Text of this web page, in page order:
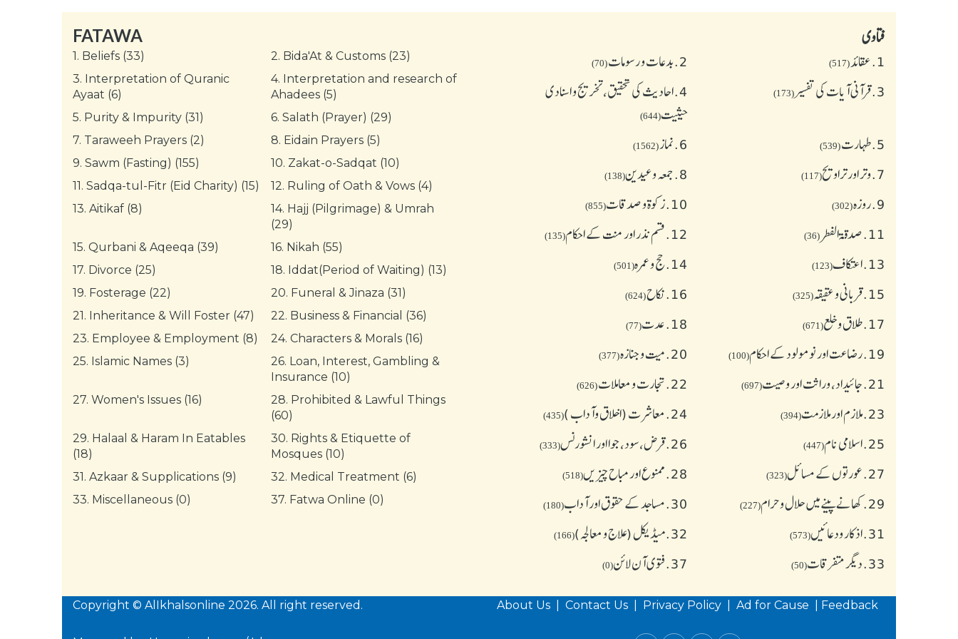
فتاوی
1. عقائد(517)
2. بدعات و رسومات(70)
3. قرآنی آیات کی تفسیر(173)
4. احادیث کی تحقیق، تخریج و اسنادی
حیثیت(644)
5. طهارت(539)
6. نماز(1562)
7. وتر اور تراویح(117)
8. جمعہ وعیدین(138)
9. روزہ(302)
10. زکوة و صدقات(855)
11. صدقۃ الفطر (36)
12. قسم نذر اور منت کے احکام(135)
13. اعتکاف(123)
14. حج و عمرہ(501)
15. قربانی و عقیقہ(325)
16. نکاح(624)
17. طلاق و خلع(671)
18. عدت(77)
19. رضاعت اور نومولود کے احکام(100)
20. میت و جنازہ(377)
21. جائیداد، وراثت اور وصیت(697)
22. تجارت و معاملات(626)
23. ملازم اور ملازمت(394)
24. معاشرت (اخلاق وآداب )(435)
25. اسلامی نام(447)
26. قرض،سود، جوا اور انشورنس(333)
27. عورتوں کے مسائل(323)
28. ممنوع اور مباح چیز یں(518)
29. کھانے پینے میں حلال و حرام(227)
30. مساجد کے حقوق اور آداب(180)
31. اذکار ودعائیں(573)
32. میڈیکل (علاج و معالجہ)(166)
33. دیگر متفرقات(50)
37. فتوی آن لائن(0)
FATAWA
1. Beliefs (33) 2. Bida'At & Customs (23)
3. Interpretation of Quranic
Ayaat (6)
4. Interpretation and research of
Ahadees (5)
5. Purity & Impurity (31) 6. Salath (Prayer) (29)
7. Taraweeh Prayers (2) 8. Eidain Prayers (5)
9. Sawm (Fasting) (155) 10. Zakat-o-Sadqat (10)
11. Sadqa-tul-Fitr (Eid Charity) (15) 12. Ruling of Oath & Vows (4)
13. Aitikaf (8) 14. Hajj (Pilgrimage) & Umrah
(29)
15. Qurbani & Aqeeqa (39) 16. Nikah (55)
17. Divorce (25) 18. Iddat(Period of Waiting) (13)
19. Fosterage (22) 20. Funeral & Jinaza (31)
21. Inheritance & Will Foster (47) 22. Business & Financial (36)
23. Employee & Employment (8) 24. Characters & Morals (16)
25. Islamic Names (3) 26. Loan, Interest, Gambling &
Insurance (10)
27. Women's Issues (16) 28. Prohibited & Lawful Things
(60)
29. Halaal & Haram In Eatables
(18)
30. Rights & Etiquette of
Mosques (10)
31. Azkaar & Supplications (9) 32. Medical Treatment (6)
33. Miscellaneous (0) 37. Fatwa Online (0)
Copyright © AlIkhalsonline 2026. All right reserved. About Us Contact Us Privacy Policy Ad for Cause Feedback